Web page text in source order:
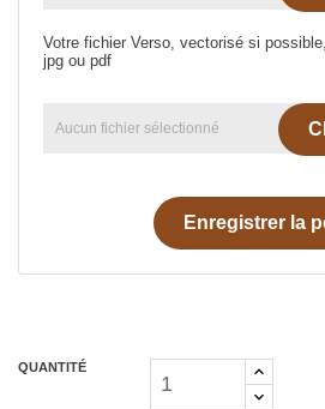
Votre fichier Verso, vectorisé si
jpg ou pdf
Aucun fichier sélectionné
Enregistrer la
QUANTITÉ